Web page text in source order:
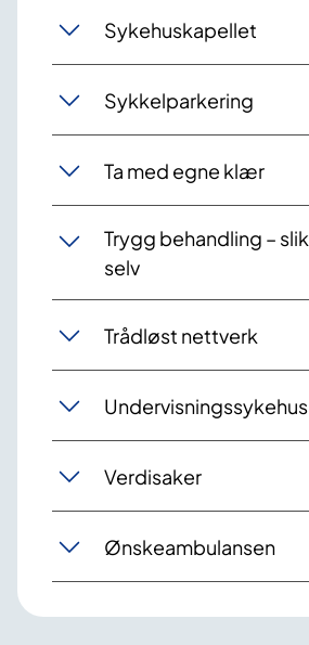
Sykehuskapellet
Sykkelparkering
Ta med egne klær
Trygg behandling –
selv
Trådløst nettverk
Undervisningssykehus
Verdisaker
Ønskeambulansen